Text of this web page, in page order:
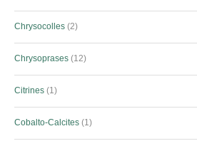
Chrysocolles 2
Chrysoprases 12
Citrines 1
Cobalto-Calcites 1